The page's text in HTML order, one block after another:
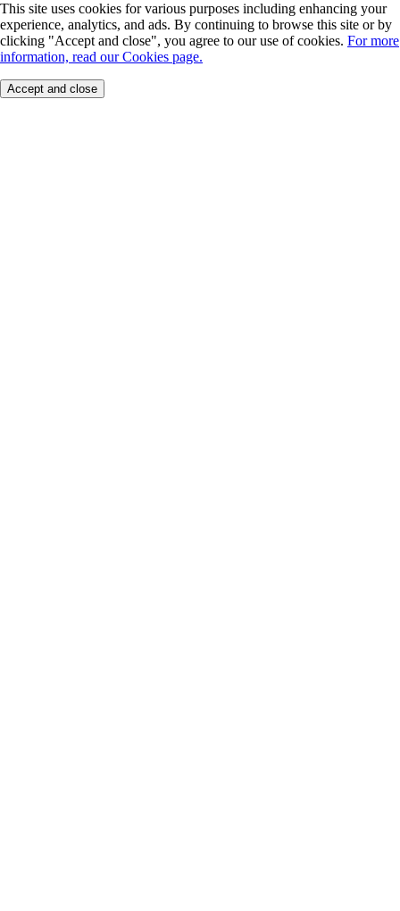
This site uses cookies for various purposes including enhancing your
experience, analytics, and ads. By continuing to browse this site or by
clicking "Accept and close", you agree to our use of cookies. For more
information, read our Cookies page.
Accept and close